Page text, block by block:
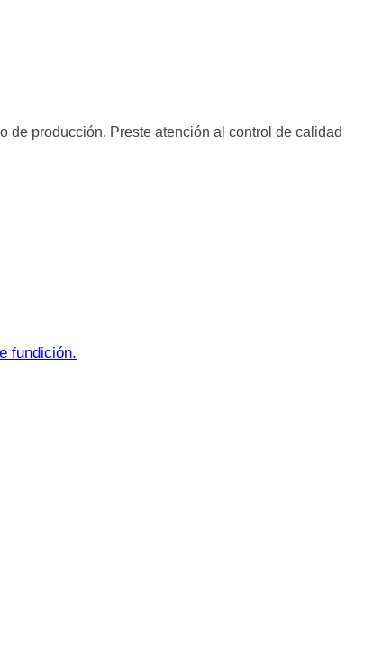
de producción. Preste atención al control de calidad
fundición.